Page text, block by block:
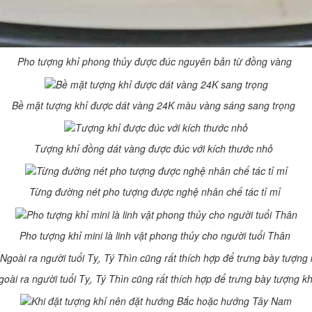
Pho tượng khỉ phong thủy được đúc nguyên bản từ đồng vàng
Bề mặt tượng khỉ được dát vàng 24K màu vàng sáng sang trọng
Tượng khỉ đồng dát vàng được đúc với kích thước nhỏ
Từng đường nét pho tượng được nghệ nhân chế tác tỉ mỉ
Pho tượng khỉ mini là linh vật phong thủy cho người tuổi Thân
ra người tuổi Tỵ, Tý Thìn cũng rất thích hợp để trưng bày tượng